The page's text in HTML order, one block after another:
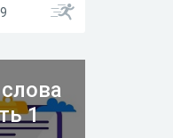
9
1